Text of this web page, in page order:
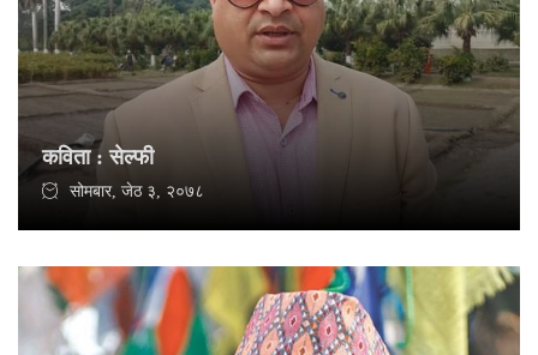
कविता : सेल्फी
सोमबार, जेठ ३, २०७८